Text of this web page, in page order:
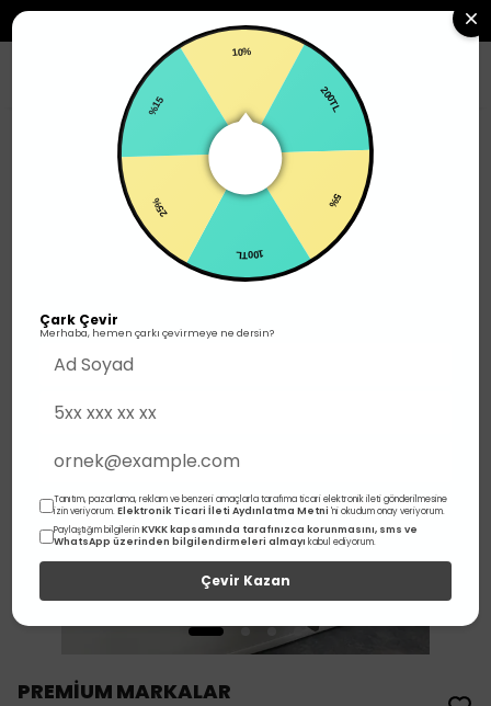
Üst Giyim T-shirt
PREMİUM MARKALAR
10%
200TL
5%
100TL
25%
%15
Çark Çevir
Merhaba, hemen çarkı çevirmeye ne dersin?
Tanıtım, pazarlama, reklam ve benzeri amaçlarla tarafıma ticari elektronik ileti gönderilmesine
izin veriyorum.Elektronik Ticari İleti Aydınlatma Metni 'ni okudum onay veriyorum.
Paylaştığım bilgilerinKVKK kapsamında tarafınızca korunmasını, sms ve
WhatsApp üzerinden bilgilendirmeleri almayı kabul ediyorum.
Çevir Kazan